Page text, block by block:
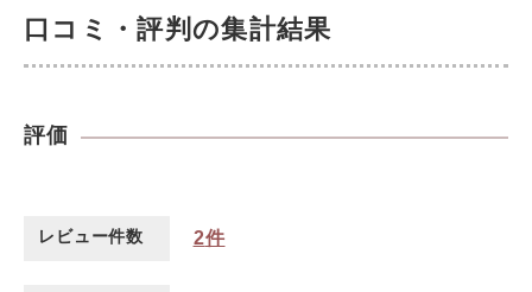
口コミ・評判の集計結果
評価
レビュー件数 2件